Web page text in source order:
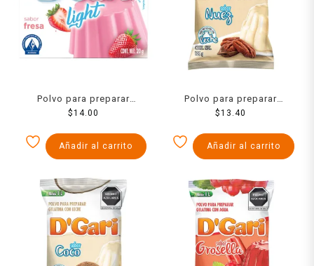
Polvo para preparar
gelatina D´Gari de leche
$14.00
Añadir al carrito
Polvo para preparar
gelatina D´Gari de leche
$13.40
Añadir al carrito